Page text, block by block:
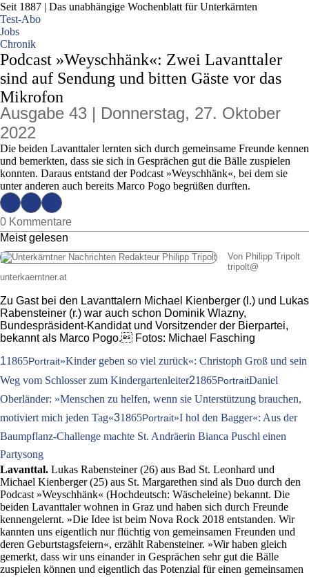
Seit 1887 | Das unabhängige Wochenblatt für Unterkärnten
Test-Abo
Jobs
Chronik
Podcast »Weyschhänk«: Zwei Lavanttaler
sind auf Sendung und bitten Gäste vor das
Mikrofon
Ausgabe 43 | Donnerstag, 27. Oktober
2022
Die beiden Lavanttaler lernten sich durch gemeinsame Freunde kennen
und bemerkten, dass sie sich in Gesprächen gut die Bälle zuspielen
konnten. Daraus entstand der Podcast »Weyschhänk«, bei dem sie
unter anderen auch bereits Marco Pogo begrüßen durften.
0 Kommentare
Meist gelesen
Von Philipp Tripolt
tripolt@
unterkaerntner.at
Zu Gast bei den Lavanttalern Michael Kienberger (l.) und Lukas
Rabensteiner (r.) war auch schon Dominik Wlazny,
Bundespräsident-Kandidat und Vorsitzender der Bierpartei,
bekannt als Marco Pogo. Fotos: Michael Fasching
11865Portrait»Kinder geben so viel zurück«: Christoph Groß und sein
Weg vom Schlosser zum Kindergartenleiter21865PortraitDaniel
Oberländer: »Menschen zu helfen, wenn sie Unterstützung brauchen,
motiviert mich jeden Tag«31865Portrait»I hol den Bagger«: Aus der
Baumpflanz-Challenge machte St. Andräerin Bianca Puschl einen
Partysong
Lavanttal. Lukas Rabensteiner (26) aus Bad St. Leonhard und
Michael Kienberger (25) aus St. Margarethen sind als Duo durch den
Podcast »Weyschhänk« (Hochdeutsch: Wäscheleine) bekannt. Die
beiden Lavanttaler wohnen in Graz und haben sich durch Freunde
kennengelernt. »Die Idee ist beim Nova Rock 2018 entstanden. Wir
kannten uns eigentlich nur flüchtig von gemeinsamen Freunden und
deren Geburtstagsfeiern«, erzählt Rabensteiner. »Wir haben gleich
gemerkt, dass wir uns einander in Gesprächen sehr gut die Bälle
zuspielen können und eigentlich das Potenzial für einen gemeinsamen